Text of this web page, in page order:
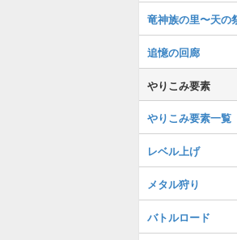
竜神族の里〜天の
追憶の回廊
やりこみ要素
やりこみ要素一覧
レベル上げ
メタル狩り
バトルロード